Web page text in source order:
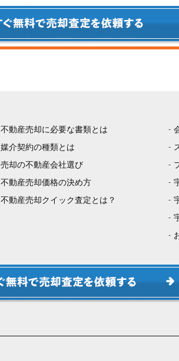
不動産売却に必要な書類とは
媒介契約の種類とは
売却の不動産会社選び
不動産売却価格の決め方
不動産売却クイック査定とは？